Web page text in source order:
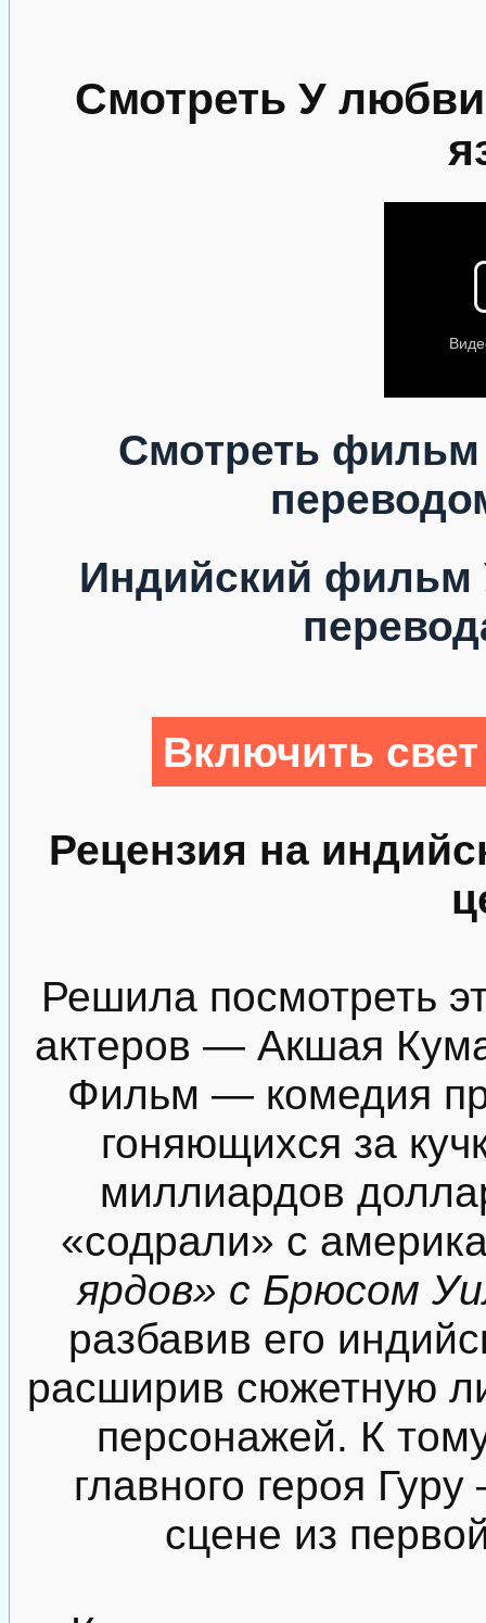
Смотреть У
Смотреть
Индийский фильм
Включить
Рецензия на
Решила посмотреть
актеров — Акшая
Фильм — комедия
гоняющихся за
миллиардов
«содрали» с
ярдов» с Брюсом
разбавив его
расширив сюжетную
персонажей. К
главного героя
сцене из